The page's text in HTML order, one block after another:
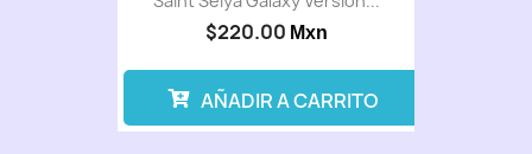
$220.00 Mxn
AÑADIR A CARRITO